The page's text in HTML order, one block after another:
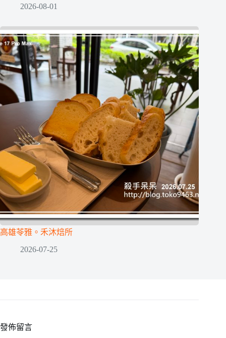
2026-08-01
高雄苓雅。禾沐焙所
2026-07-25
發佈留言